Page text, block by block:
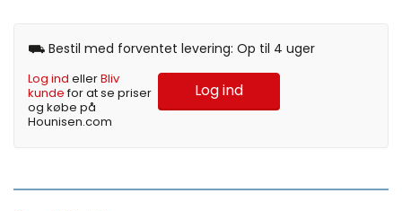
⛟ Bestil med forventet levering: Op til 4 uger
Log ind ellerBliv
kundefor at se priser
og købe på
Hounisen.com
Log ind